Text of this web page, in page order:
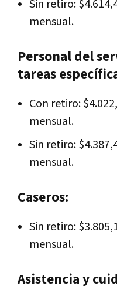
Sin retiro:
mensual.
Personal del
tareas
Con retiro:
mensual.
Sin retiro:
mensual.
Caseros:
Sin retiro:
mensual.
Asistencia y